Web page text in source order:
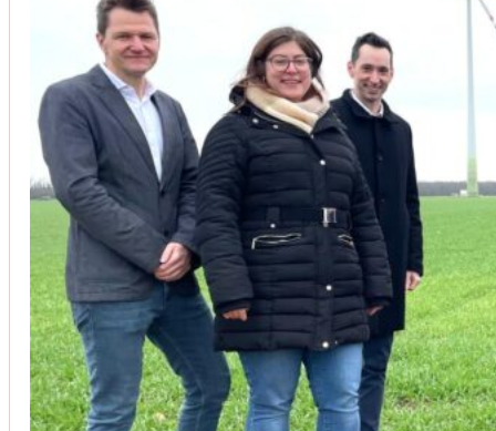
Unsere Kunden vertrauen auf unsere langjährige Erfahrung und
Christoph Windisch
aus unseren Google-Bewertungen
Vom Anbot bis zur Fertigstellung alles rasch und
(Umbau) wurde besprochen und problemlos gelöst.
Johanna Koe